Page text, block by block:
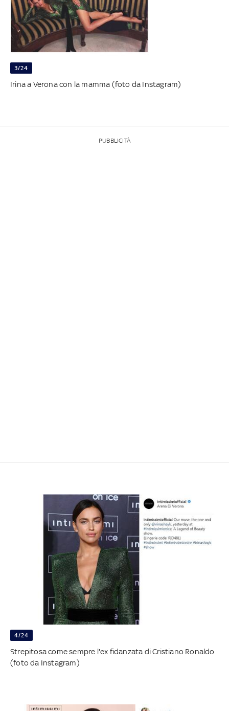
3/24
Irina a Verona con la mamma (foto da Instagram)
PUBBLICITÀ
4/24
Strepitosa come sempre l'ex fidanzata di Cristiano Ronaldo
(foto da Instagram)